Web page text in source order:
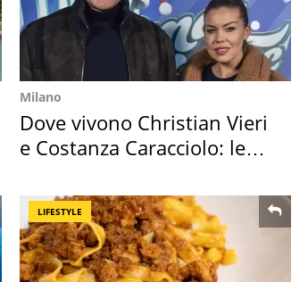
Milano
Dove vivono Christian Vieri
e Costanza Caracciolo: le
LIFESTYLE